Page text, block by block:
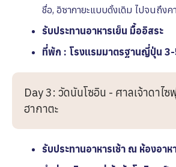
ชื่อ, อิซากายะแบบดั้งเดิม ไปจนถึงค
รับประทานอาหารเย็น มื้ออิสระ
ที่พัก : โรงเเรมมาตรฐานญี่ปุ่น
Day 3: วัดนันโซอิน - ศาลเจ้าดาไ
ฮากาตะ
รับประทานอาหารเช้า ณ ห้องอาหา